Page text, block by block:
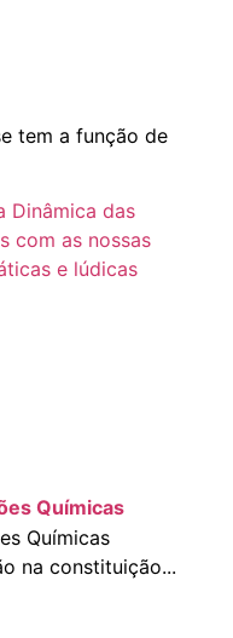
tem a função de
Químicas
Químicas
na constituição...